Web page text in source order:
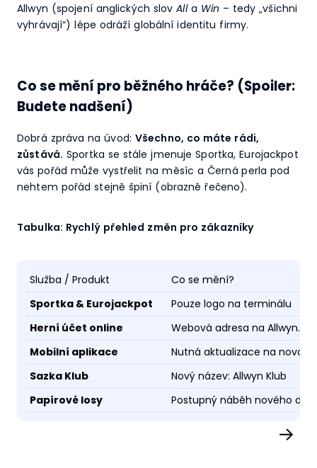
Allwyn (spojení anglických slovAlla Win – tedy „všichni
vyhrávají“) lépe odráží globální identitu firmy.
Co se mění pro běžného hráče? (Spoiler:
Budete nadšení)
Dobrá zpráva na úvod: Všechno, co máte rádi,
zůstává. Sportka se stále jmenuje Sportka, Eurojackpot
vás pořád může vystřelit na měsíc a Černá perla pod
nehtem pořád stejně špiní (obrazně řečeno).
Tabulka: Rychlý přehled změn pro zákazníky
Služba / Produkt
Co se mění?
Sportka & Eurojackpot
Pouze logo na terminálu
Herní účet online
Webová adresa na Allwyn.cz
Mobilní aplikace
Nutná aktualizace na novou
Sazka Klub
Nový název: Allwyn Klub
Papírové losy
Postupný náběh nového
→